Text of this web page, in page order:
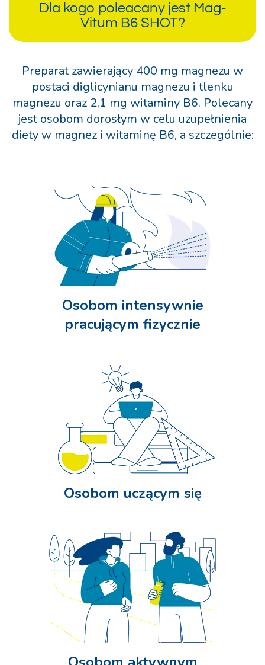
Dla kogo poleacany jest Mag-
Vitum B6 SHOT?
Preparat zawierający 400 mg magnezu w
postaci diglicynianu magnezu i tlenku
magnezu oraz 2,1 mg witaminy B6. Polecany
jest osobom dorosłym w celu uzupełnienia
diety w magnez i witaminę B6, a szczególnie:
Osobom intensywnie
pracującym fizycznie
Osobom uczącym się